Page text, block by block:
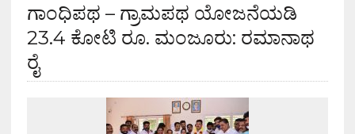
ಗಾಂಧಿಪಥ – ಗ್ರಾಮಪಥ ಯೋಜನೆಯಡಿ
23.4 ಕೋಟಿ ರೂ. ಮಂಜೂರು: ರಮಾನಾಥ
ರೈ